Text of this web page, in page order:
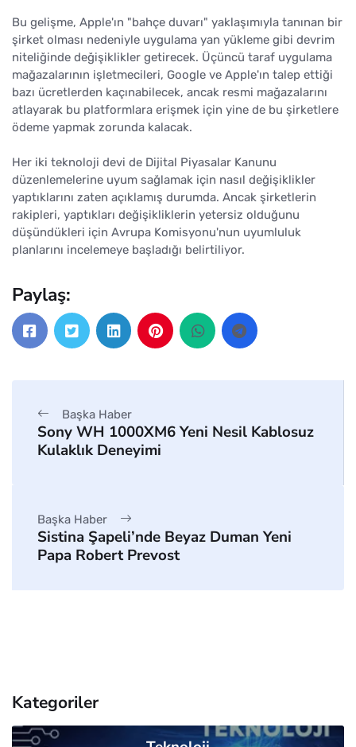
Bu gelişme, Apple'ın "bahçe duvarı" yaklaşımıyla tanınan bir
şirket olması nedeniyle uygulama yan yükleme gibi devrim
niteliğinde değişiklikler getirecek. Üçüncü taraf uygulama
mağazalarının işletmecileri, Google ve Apple'ın talep ettiği
bazı ücretlerden kaçınabilecek, ancak resmi mağazalarını
atlayarak bu platformlara erişmek için yine de bu şirketlere
ödeme yapmak zorunda kalacak.
Her iki teknoloji devi de Dijital Piyasalar Kanunu
düzenlemelerine uyum sağlamak için nasıl değişiklikler
yaptıklarını zaten açıklamış durumda. Ancak şirketlerin
rakipleri, yaptıkları değişikliklerin yetersiz olduğunu
düşündükleri için Avrupa Komisyonu'nun uyumluluk
planlarını incelemeye başladığı belirtiliyor.
Paylaş:
Başka Haber
Sony WH 1000XM6 Yeni Nesil Kablosuz
Kulaklık Deneyimi
Başka Haber
Sistina Şapeli’nde Beyaz Duman Yeni
Papa Robert Prevost
Kategoriler